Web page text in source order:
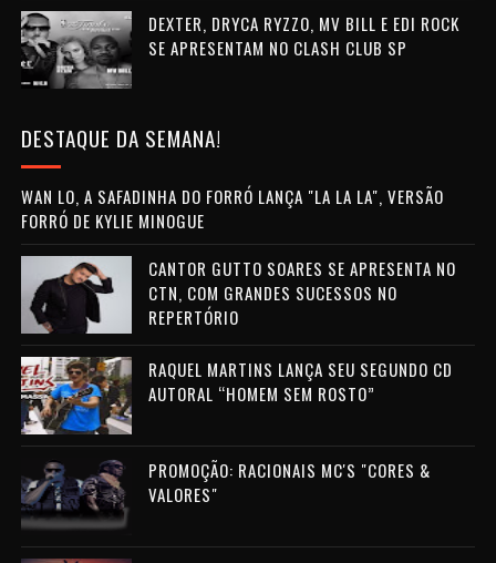
DEXTER, DRYCA RYZZO, MV BILL E EDI ROCK
SE APRESENTAM NO CLASH CLUB SP
DESTAQUE DA SEMANA!
WAN LO, A SAFADINHA DO FORRÓ LANÇA "LA LA LA", VERSÃO
FORRÓ DE KYLIE MINOGUE
CANTOR GUTTO SOARES SE APRESENTA NO
CTN, COM GRANDES SUCESSOS NO
REPERTÓRIO
RAQUEL MARTINS LANÇA SEU SEGUNDO CD
AUTORAL “HOMEM SEM ROSTO”
PROMOÇÃO: RACIONAIS MC'S "CORES &
VALORES"